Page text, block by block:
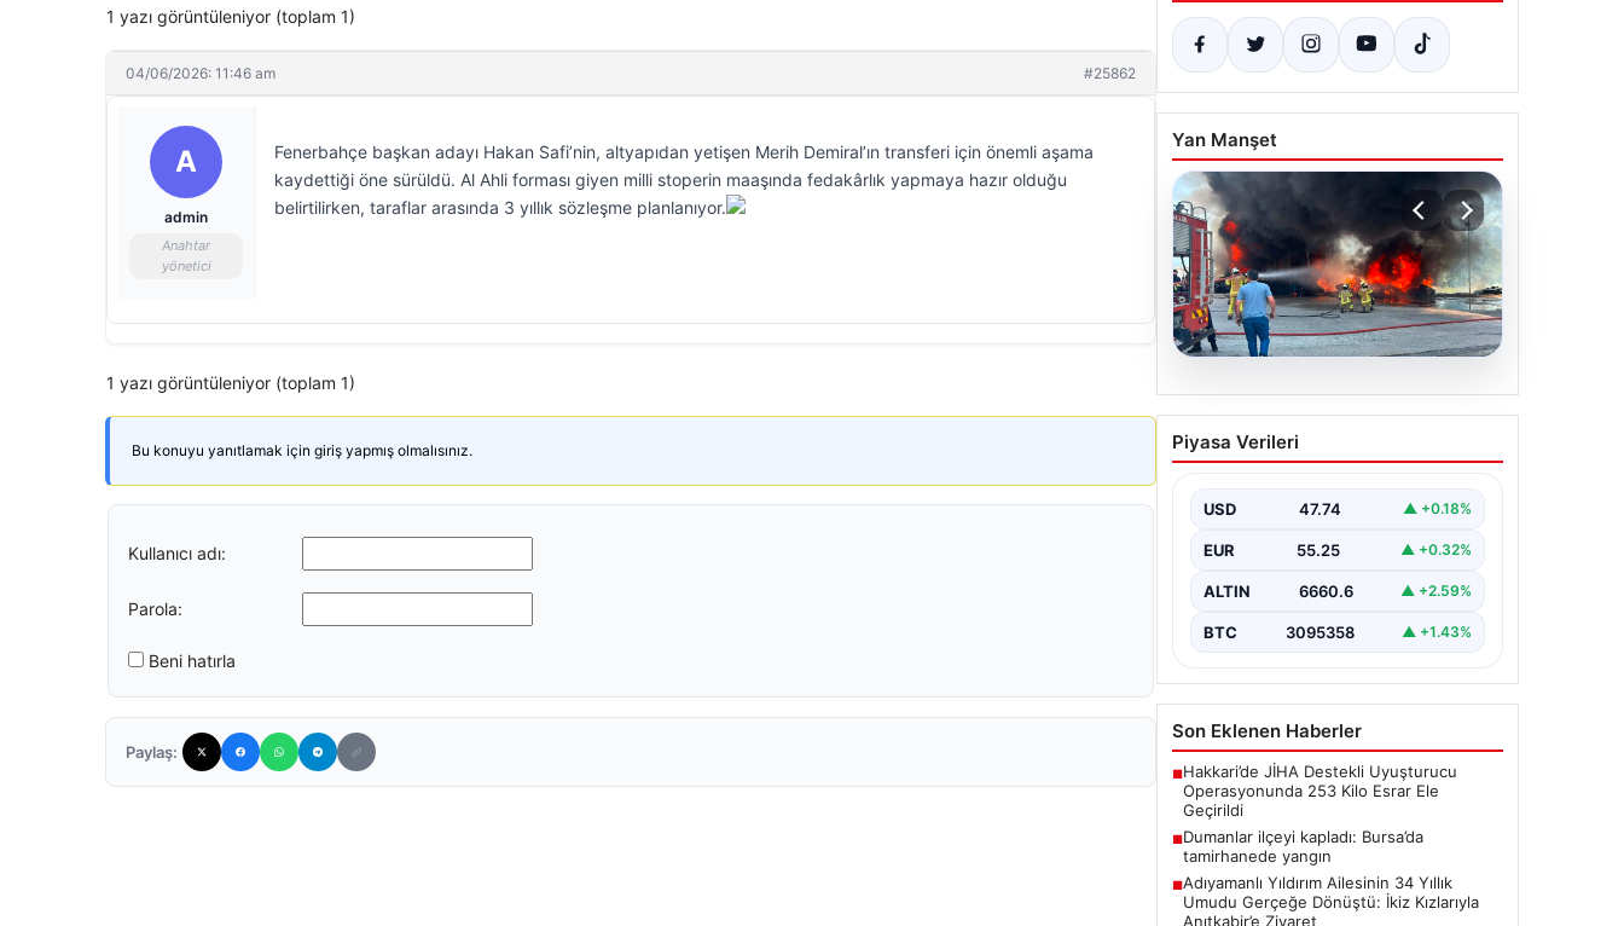
1 yazı görüntüleniyor (toplam 1)
04/06/2026: 11:46 am #25862
A
admin
Anahtar
yönetici
Fenerbahçe başkan adayı Hakan Safi’nin, altyapıdan yetişen Merih Demiral’ın transferi için önemli aşama
kaydettiği öne sürüldü. Al Ahli forması giyen milli stoperin maaşında fedakârlık yapmaya hazır olduğu
belirtilirken, taraflar arasında 3 yıllık sözleşme planlanıyor.
1 yazı görüntüleniyor (toplam 1)
Bu konuyu yanıtlamak için giriş yapmış olmalısınız.
Kullanıcı adı:
Parola:
Beni hatırla
Paylaş:
Yan Manşet
Dumanlar ilçeyi kapladı:
Bursa’da tamirhanede
Piyasa Verileri
USD 47.74 ▲ +0.18%
EUR 55.25 ▲ +0.32%
ALTIN 6660.6 ▲ +2.59%
BTC 3095358 ▲ +1.43%
Son Eklenen Haberler
■Hakkari’de JİHA Destekli Uyuşturucu
Operasyonunda 253 Kilo Esrar Ele
Geçirildi
■Dumanlar ilçeyi kapladı: Bursa’da
tamirhanede yangın
■Adıyamanlı Yıldırım Ailesinin 34 Yıllık
Umudu Gerçeğe Dönüştü: İkiz Kızlarıyla
Anıtkabir’e Ziyaret